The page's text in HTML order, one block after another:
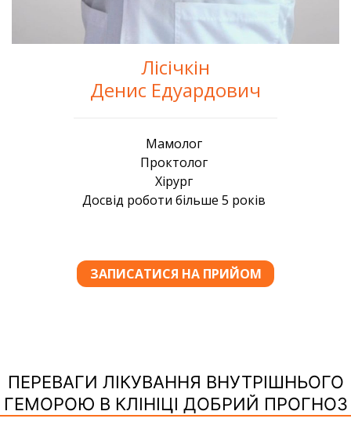
Лісічкін
Денис Едуардович
ПЕРЕВАГИ ЛІКУВАННЯ ВНУТРІШНЬОГО
ГЕМОРОЮ В КЛІНІЦІ ДОБРИЙ ПРОГНОЗ